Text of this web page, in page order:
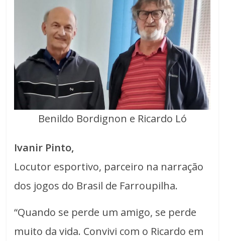
Benildo Bordignon e Ricardo Ló
Ivanir Pinto,
Locutor esportivo, parceiro na narração
dos jogos do Brasil de Farroupilha.
“Quando se perde um amigo, se perde
muito da vida. Convivi com o Ricardo em